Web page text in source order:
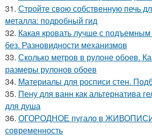
31. Стройте свою собственную печь
металла: подробный гид
32. Какая кровать лучше с
без. Разновидности механизмов
33. Сколько метров в рулоне обоев.
размеры рулонов обоев
34. Материалы для росписи стен.
35. Пену для ванн как альтернатива
для душа
36. ОГОРОДНОЕ пугало в
современность